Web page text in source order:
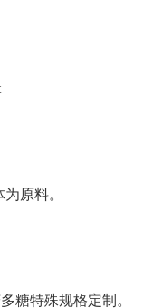
原料。
糖特殊规格定制。